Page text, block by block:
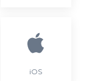
iOS